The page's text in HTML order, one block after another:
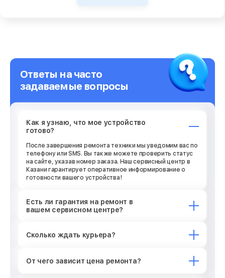
Ответы на часто
задаваемые вопросы
Как я узнаю, что мое устройство
готово?
После завершения ремонта техники мы уведомим вас по
телефону или SMS. Вы также можете проверить статус
на сайте, указав номер заказа. Наш сервисный центр в
Казани гарантирует оперативное информирование о
готовности вашего устройства!
Есть ли гарантия на ремонт в
вашем сервисном центре?
Сколько ждать курьера?
От чего зависит цена ремонта?